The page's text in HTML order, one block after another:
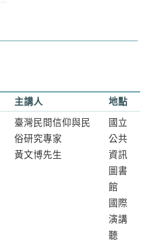
主講人 地點
臺灣民間信仰與民
俗研究專家
黃文博先生
國立
公共
資訊
圖書
館
國際
演講
聽